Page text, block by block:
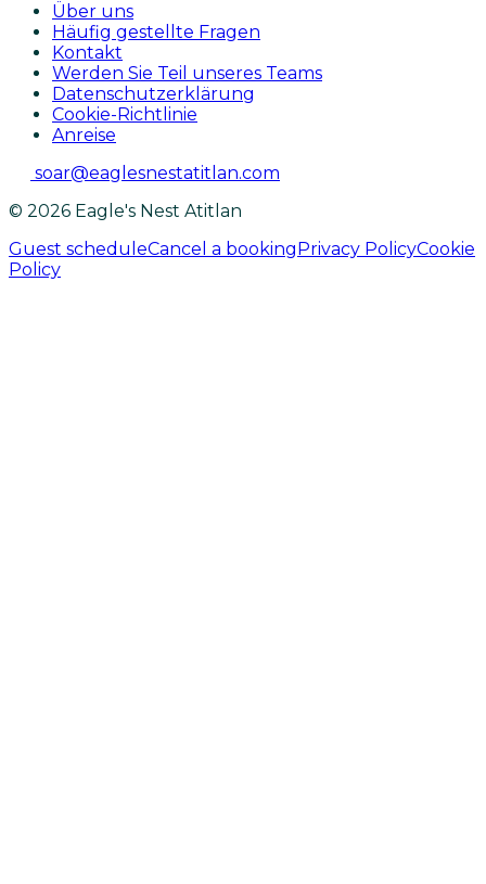
Über uns
Häufig gestellte Fragen
Kontakt
Werden Sie Teil unseres Teams
Datenschutzerklärung
Cookie-Richtlinie
Anreise
soar@eaglesnestatitlan.com
© 2026 Eagle's Nest Atitlan
Guest scheduleCancel a booking Privacy PolicyCookie
Policy